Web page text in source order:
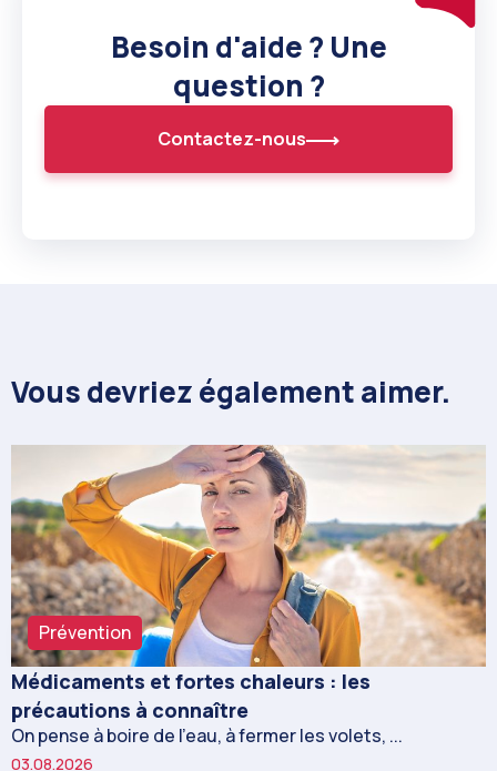
Besoin d'aide ? Une
question ?
Contactez-nous
Vous devriez également aimer.
Prévention
Médicaments et fortes chaleurs : les
précautions à connaître
On pense à boire de l’eau, à fermer les volets, ...
03.08.2026